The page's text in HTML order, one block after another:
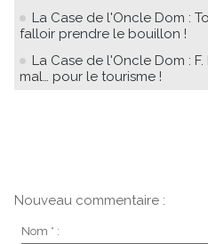
La Case de l'Oncle Dom :
falloir prendre le bouillon !
La Case de l'Oncle Dom :
mal… pour le tourisme !
Nouveau commentaire :
Nom * :